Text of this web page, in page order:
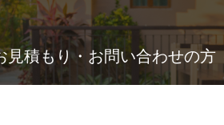
見積もり・お問い合わせの方